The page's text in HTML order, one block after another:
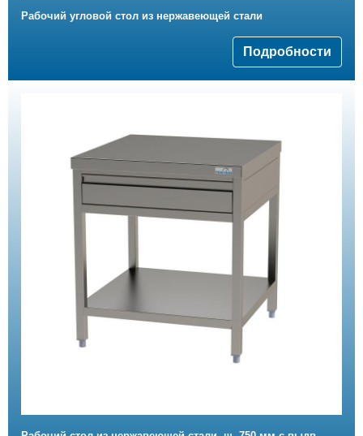
Рабочий угловой стол из нержавеющей стали
Подробности